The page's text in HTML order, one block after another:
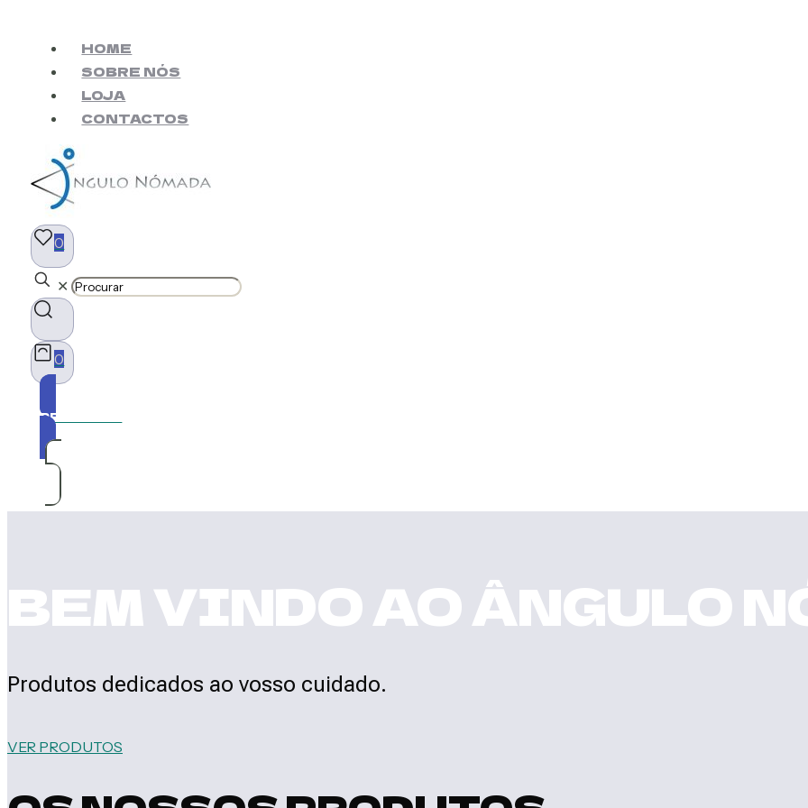
HOME
SOBRE NÓS
LOJA
CONTACTOS
0
✕
0
PRODUTOS
BEM VINDO AO ÂNGULO
Produtos dedicados ao vosso cuidado.
VER PRODUTOS